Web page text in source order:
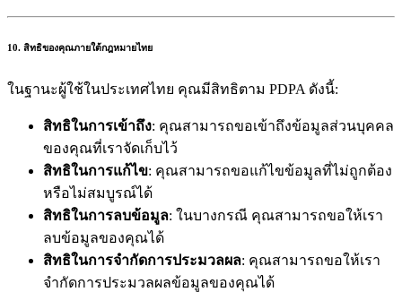
10. สิทธิของคุณภายใต้กฎหมายไทย
ในฐานะผู้ใช้ในประเทศไทย คุณมีสิทธิตาม PDPA ดังนี้:
สิทธิในการเข้าถึง: คุณสามารถขอเข้าถึงข้อมูลส่วนบุคคล
ของคุณที่เราจัดเก็บไว้
สิทธิในการแก้ไข: คุณสามารถขอแก้ไขข้อมูลที่ไม่ถูกต้อง
หรือไม่สมบูรณ์ได้
สิทธิในการลบข้อมูล: ในบางกรณี คุณสามารถขอให้เรา
ลบข้อมูลของคุณได้
สิทธิในการจำกัดการประมวลผล: คุณสามารถขอให้เรา
จำกัดการประมวลผลข้อมูลของคุณได้